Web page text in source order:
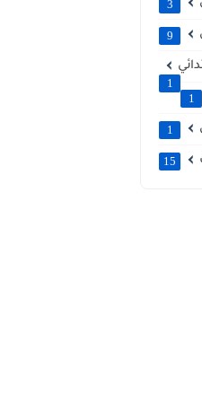
3
9
1
1
1
15